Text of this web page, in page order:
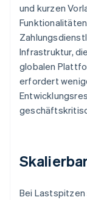
und kurzen
Infrastruktur,
globalen
erfordert
Bei Lastspitzen